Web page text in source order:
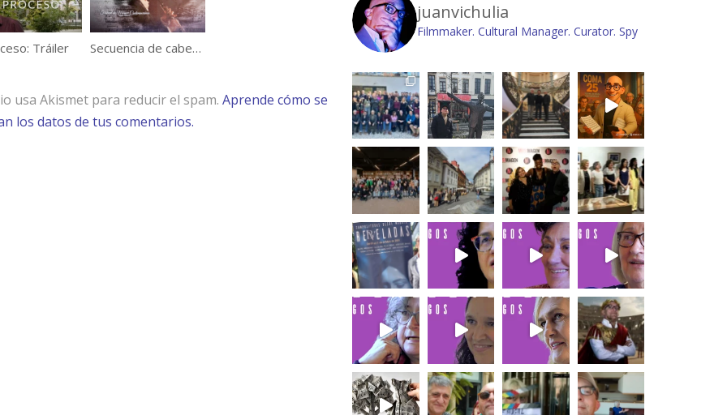
Tráiler Secuencia de cabecera
usa Akismet para reducir el spam. Aprende cómo se
los datos de tus comentarios.
juanvichulia
Filmmaker. Cultural Manager. Curator. Spy